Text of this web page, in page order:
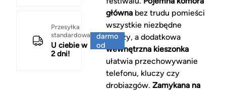
Przesyłka
standardowa
U ciebie w
2 dni!
darmo
od
150 zł
głównabez trudu pomieści
wszystkie niezbędne
rzeczy, a dodatkowa
wewnętrzna kieszonka
ułatwia przechowywanie
telefonu, kluczy czy
drobiazgów. Zamykana na